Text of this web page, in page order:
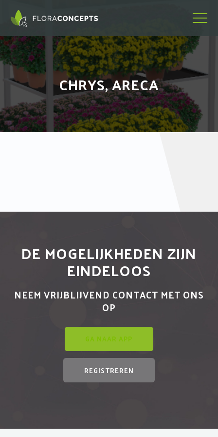
CHRYS, ARECA
DE MOGELIJKHEDEN ZIJN
EINDELOOS
NEEM VRIJBLIJVEND CONTACT MET ONS
OP
GA NAAR APP
REGISTREREN